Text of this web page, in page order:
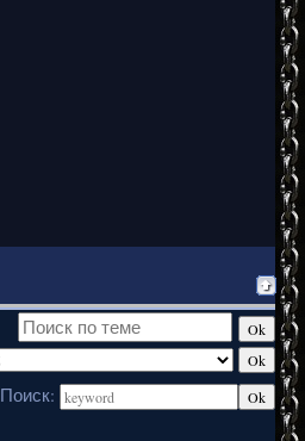
Поиск: